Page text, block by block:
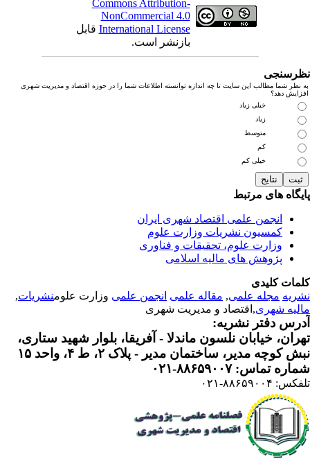
Commons Attribution-
NonCommercial 4.0
International Licenseقابل
بازنشر است.
نظر شما مطالب این سایت تا چه اندازه توانسته اطلاعات شما را در حوزه اقتصاد و مدیریت شهری
دهد؟
خیلی زیاد
زیاد
متوسط
خیلی کم
های مرتبط
انجمن علمی اقتصاد شهری ایران
کمسیون نشریات وزارت علوم
وزارت علوم، تحقیقات و فناوری
پژوهش های مالیه اسلامی
کلیدی
مجله علمی, مقاله علمی انجمن علمیوزارت علومنشریات,
شهری ,اقتصاد و مدیریت شهری
دفتر نشریه:
خیابان نلسون ماندلا - آفریقا، بلوار شهید ستاری،
کوچه مدیر، ساختمان مدیر - پلاک ۲، ط ۴، واحد ۱۵
تماس: ۸۸۶۵۹۰۰۷-۰۲۱
۸۸۶۵۹۰۰۴-۰۲۱